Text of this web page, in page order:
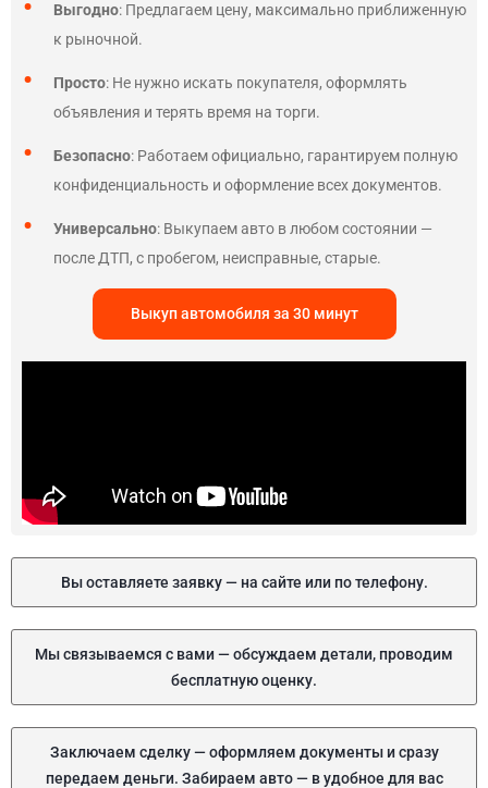
Выгодно: Предлагаем цену, максимально приближенную
к рыночной.
Просто: Не нужно искать покупателя, оформлять
объявления и терять время на торги.
Безопасно: Работаем официально, гарантируем полную
конфиденциальность и оформление всех документов.
Универсально: Выкупаем авто в любом состоянии —
после ДТП, с пробегом, неисправные, старые.
Выкуп автомобиля за 30 минут
Вы оставляете заявку — на сайте или по телефону.
Мы связываемся с вами — обсуждаем детали, проводим
бесплатную оценку.
Заключаем сделку — оформляем документы и сразу
передаем деньги. Забираем авто — в удобное для вас